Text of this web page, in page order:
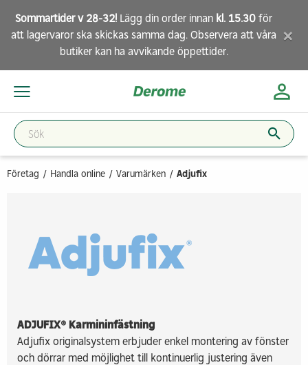
Sommartider v 28-32! Lägg din order innan kl. 15.30 för
att lagervaror ska skickas samma dag. Observera att våra
butikerkan ha avvikande öppettider. ×
Företag Handla online Varumärken Adjufix
ADJUFIX® Karmininfästning
Adjufix originalsystem erbjuder enkel montering av fönster
och dörrar med möjlighet till kontinuerlig justering även